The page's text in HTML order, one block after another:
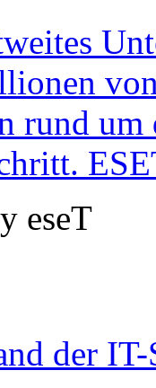
rund
eseT
der